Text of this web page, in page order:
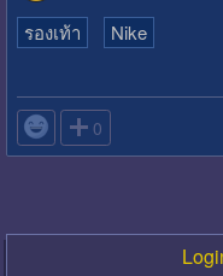
รองเท้า Nike
 0